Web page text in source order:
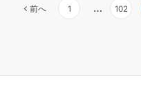
前へ 1 … 102